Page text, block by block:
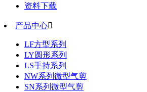
资料下载
产品中心
LF方型系列
LY圆形系列
LS手持系列
NW系列微型气剪
SN系列微型气剪